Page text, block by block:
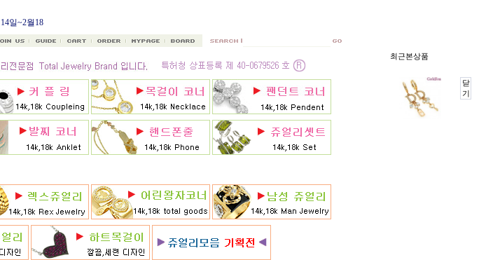
대박할인쿠
일~2월18
시기념
최근본상품
닫
기